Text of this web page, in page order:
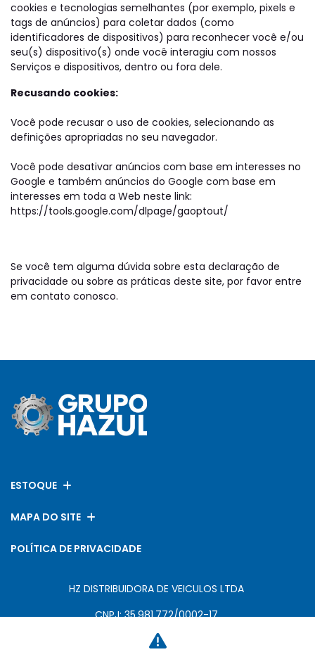
cookies e tecnologias semelhantes (por exemplo, pixels e
tags de anúncios) para coletar dados (como
identificadores de dispositivos) para reconhecer você e/ou
seu(s) dispositivo(s) onde você interagiu com nossos
Serviços e dispositivos, dentro ou fora dele.
Recusando cookies:
Você pode recusar o uso de cookies, selecionando as
definições apropriadas no seu navegador.
Você pode desativar anúncios com base em interesses no
Google e também anúncios do Google com base em
interesses em toda a Web neste link:
https://tools.google.com/dlpage/gaoptout/
Se você tem alguma dúvida sobre esta declaração de
privacidade ou sobre as práticas deste site, por favor entre
em contato conosco.
ESTOQUE
MAPA DO SITE
POLÍTICA DE PRIVACIDADE
HZ DISTRIBUIDORA DE VEICULOS LTDA
CNPJ: 35.981.772/0002-17